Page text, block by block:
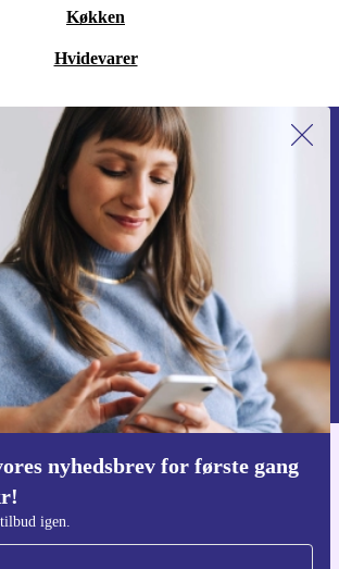
Køkken
Hvidevarer
nyhedsbrev for første gang
igen.
Tilmeld dig vores nyhedsbrev for
første gang og spar 115 kr!
Gå aldrig glip af et tilbud igen.
Anmod om kupon
omkring vores brug af personlig data i vores
Download refurbed appen